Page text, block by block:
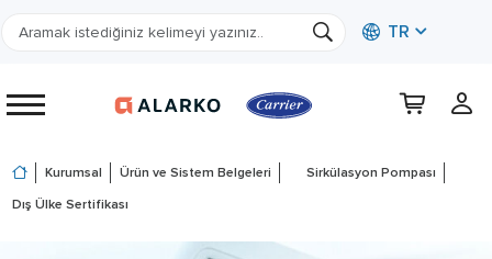
TR
Kurumsal Ürün ve Sistem Belgeleri
Sirkülasyon Pompası
Dış Ülke Sertifikası